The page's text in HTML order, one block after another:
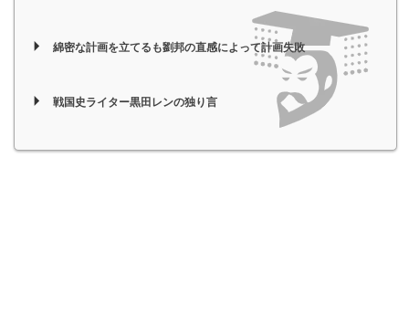
綿密な計画を立てるも劉邦の直感によって計画失敗
戦国史ライター黒田レンの独り言